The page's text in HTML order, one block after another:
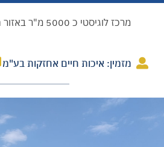
מרכז לוגיסטי כ 5000 מ"ר באזור תעשיה מבוא כרמל
מזמין: איכות חיים אחזקות בע"מ